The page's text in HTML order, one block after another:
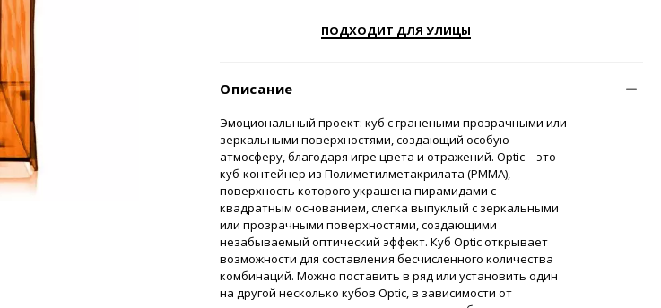
ПОДХОДИТ ДЛЯ УЛИЦЫ
Описание
Эмоциональный проект: куб с гранеными прозрачными или
зеркальными поверхностями, создающий особую
атмосферу, благодаря игре цвета и отражений. Optic – это
куб-контейнер из Полиметилметакрилата (PMMA),
поверхность которого украшена пирамидами с
квадратным основанием, слегка выпуклый с зеркальными
или прозрачными поверхностями, создающими
незабываемый оптический эффект. Куб Optic открывает
возможности для составления бесчисленного количества
комбинаций. Можно поставить в ряд или установить один
на другой несколько кубов Optic, в зависимости от